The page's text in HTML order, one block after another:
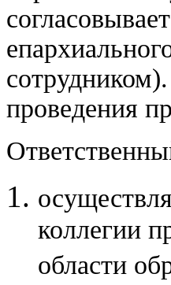
проведения
коллегии
области